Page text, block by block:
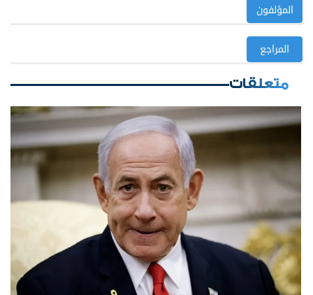
المؤلفون
المراجع
متعلقات